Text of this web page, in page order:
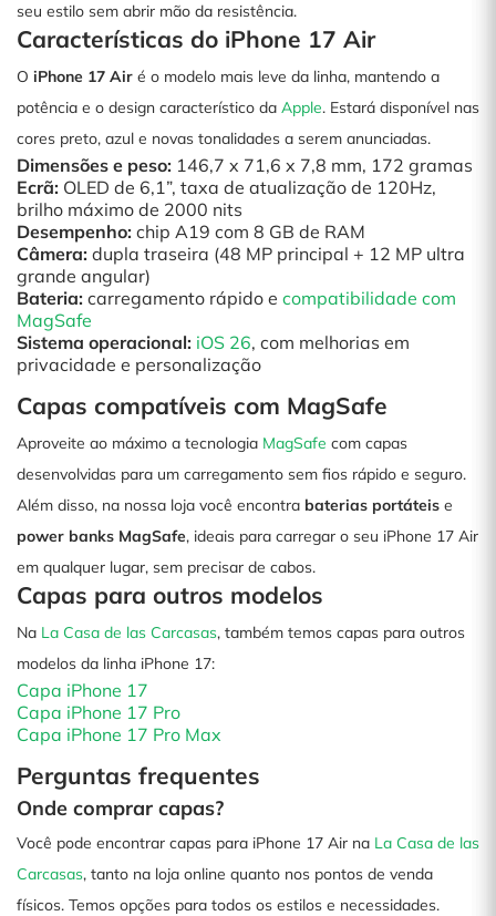
seu estilo sem abrir mão da resistência.
Características do iPhone 17 Air
O iPhone 17 Air é o modelo mais leve da linha, mantendo a
potência e o design característico da Apple. Estará disponível nas
cores preto, azul e novas tonalidades a serem anunciadas.
Dimensões e peso: 146,7 x 71,6 x 7,8 mm, 172 gramas
Ecrã: OLED de 6,1”, taxa de atualização de 120Hz,
brilho máximo de 2000 nits
Desempenho: chip A19 com 8 GB de RAM
Câmera: dupla traseira (48 MP principal + 12 MP ultra
grande angular)
Bateria: carregamento rápido e compatibilidade com
MagSafe
Sistema operacional: iOS 26, com melhorias em
privacidade e personalização
Capas compatíveis com MagSafe
Aproveite ao máximo a tecnologia MagSafe com capas
desenvolvidas para um carregamento sem fios rápido e seguro.
Além disso, na nossa loja você encontra baterias portáteis e
power banks MagSafe, ideais para carregar o seu iPhone 17 Air
em qualquer lugar, sem precisar de cabos.
Capas para outros modelos
Na La Casa de las Carcasas, também temos capas para outros
modelos da linha iPhone 17:
Capa iPhone 17
Capa iPhone 17 Pro
Capa iPhone 17 Pro Max
Perguntas frequentes
Onde comprar capas?
Você pode encontrar capas para iPhone 17 Air na La Casa de las
Carcasas, tanto na loja online quanto nos pontos de venda
físicos. Temos opções para todos os estilos e necessidades.